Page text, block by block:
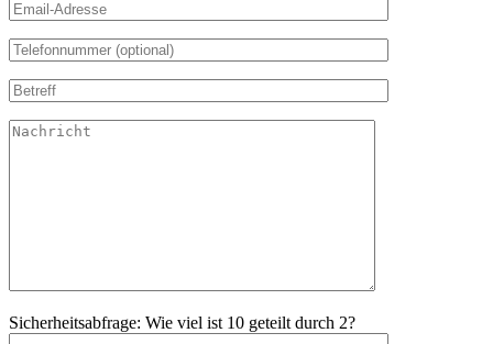
Sicherheitsabfrage: Wie viel ist 10 geteilt durch 2?